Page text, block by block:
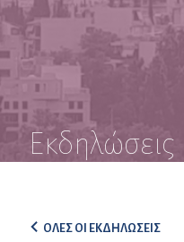
Εκδηλώσεις
ΟΛΕΣ ΟΙ ΕΚΔΗΛΩΣΕΙΣ